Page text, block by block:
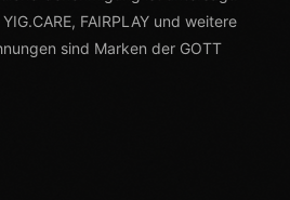
FAIRPLAY und weitere
sind Marken der GOTT